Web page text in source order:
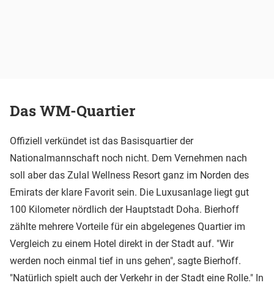
Das WM-Quartier
Offiziell verkündet ist das Basisquartier der
Nationalmannschaft noch nicht. Dem Vernehmen nach
soll aber das Zulal Wellness Resort ganz im Norden des
Emirats der klare Favorit sein. Die Luxusanlage liegt gut
100 Kilometer nördlich der Hauptstadt Doha. Bierhoff
zählte mehrere Vorteile für ein abgelegenes Quartier im
Vergleich zu einem Hotel direkt in der Stadt auf. "Wir
werden noch einmal tief in uns gehen", sagte Bierhoff.
"Natürlich spielt auch der Verkehr in der Stadt eine Rolle." In